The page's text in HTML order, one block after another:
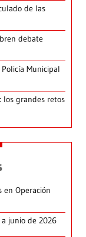
de las
debate
Municipal
los grandes retos
Operación
junio de 2026